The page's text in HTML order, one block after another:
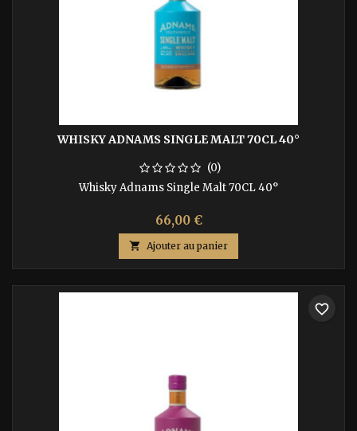
WHISKY ADNAMS SINGLE MALT 70CL 40°
(0)
Whisky Adnams Single Malt 70CL 40°
66,00 €
 Ajouter au panier
favorite_border